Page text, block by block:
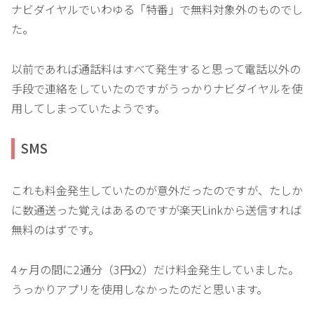
ナビダイヤルでいわゆる「特番」で無料対象外のものでし
た。
以前であれば通話料はすべて発生すると思って電話以外の
手段で連絡をしていたのですがうっかりナビダイヤルを使
用してしまっていたようです。
SMS
これも料金発生していたのが意外だったのですが、たしか
に数通送った覚えはあるのですが楽天Linkから送信すれば
無料のはずです。
4ヶ月の間に2通分（3円x2）だけ料金発生していました。
うっかりアプリを使用しなかったのだと思います。